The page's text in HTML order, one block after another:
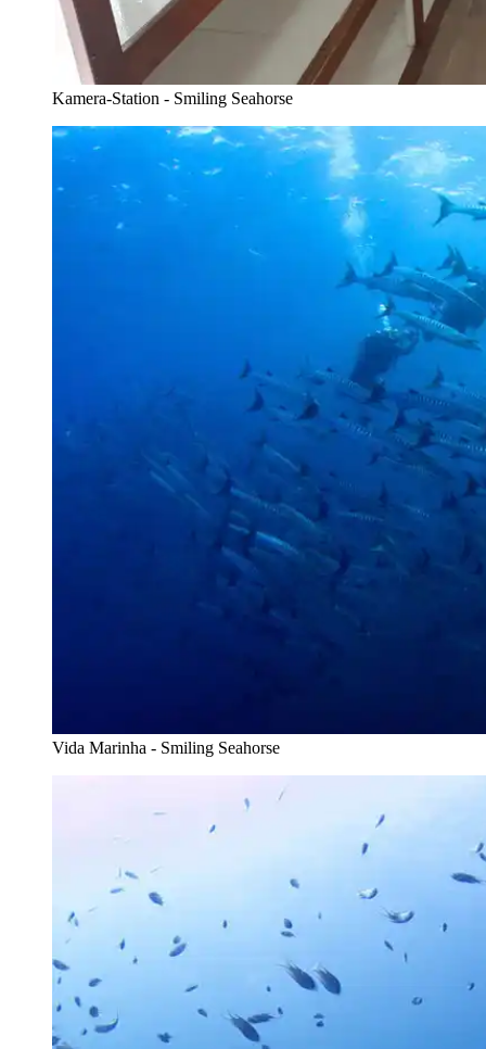
Kamera-Station - Smiling Seahorse
Vida Marinha - Smiling Seahorse